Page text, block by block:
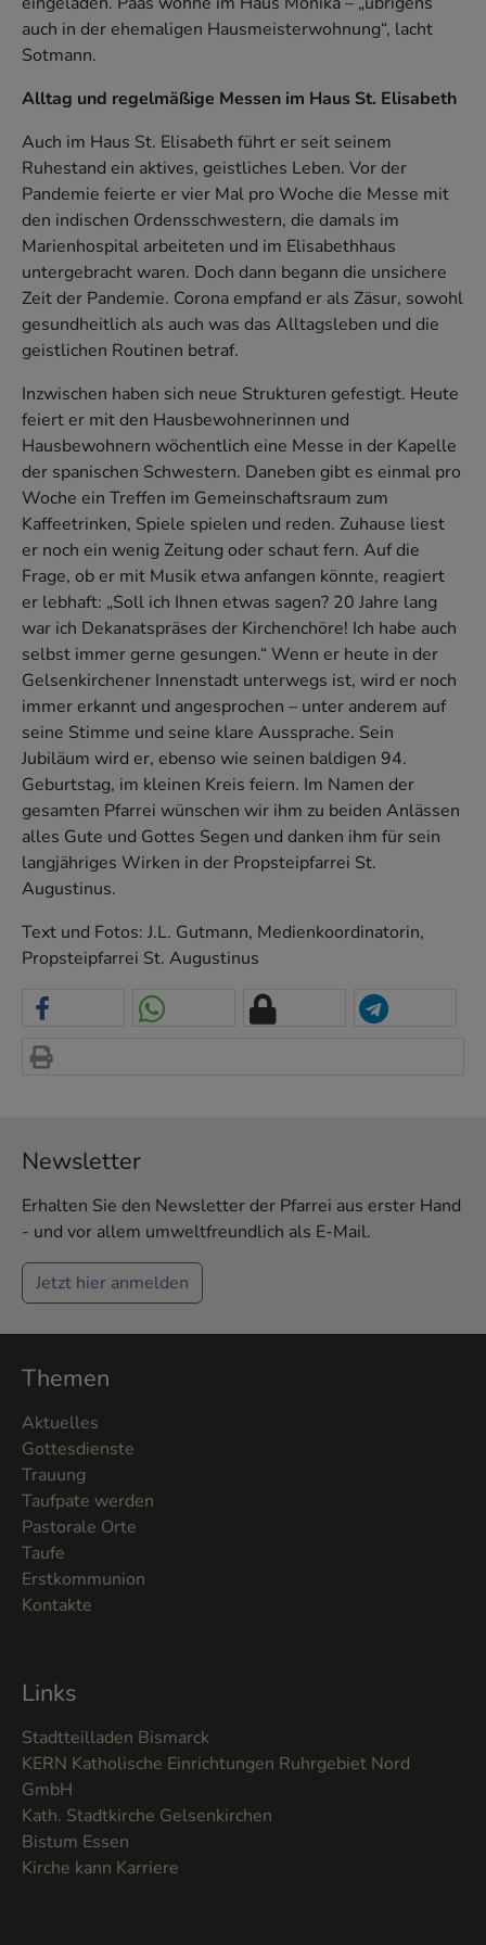
auch in der ehemaligen Hausmeisterwohnung“, lacht
Sotmann.
Alltag und regelmäßige Messen im Haus St. Elisabeth
Auch im Haus St. Elisabeth führt er seit seinem
Ruhestand ein aktives, geistliches Leben. Vor der
Pandemie feierte er vier Mal pro Woche die Messe mit
den indischen Ordensschwestern, die damals im
Marienhospital arbeiteten und im Elisabethhaus
untergebracht waren. Doch dann begann die unsichere
Zeit der Pandemie. Corona empfand er als Zäsur, sowohl
gesundheitlich als auch was das Alltagsleben und die
geistlichen Routinen betraf.
Inzwischen haben sich neue Strukturen gefestigt. Heute
feiert er mit den Hausbewohnerinnen und
Hausbewohnern wöchentlich eine Messe in der Kapelle
der spanischen Schwestern. Daneben gibt es einmal pro
Woche ein Treffen im Gemeinschaftsraum zum
Kaffeetrinken, Spiele spielen und reden. Zuhause liest
er noch ein wenig Zeitung oder schaut fern. Auf die
Frage, ob er mit Musik etwa anfangen könnte, reagiert
er lebhaft: „Soll ich Ihnen etwas sagen? 20 Jahre lang
war ich Dekanatspräses der Kirchenchöre! Ich habe auch
selbst immer gerne gesungen.“ Wenn er heute in der
Gelsenkirchener Innenstadt unterwegs ist, wird er noch
immer erkannt und angesprochen – unter anderem auf
seine Stimme und seine klare Aussprache. Sein
Jubiläum wird er, ebenso wie seinen baldigen 94.
Geburtstag, im kleinen Kreis feiern. Im Namen der
gesamten Pfarrei wünschen wir ihm zu beiden Anlässen
alles Gute und Gottes Segen und danken ihm für sein
langjähriges Wirken in der Propsteipfarrei St.
Augustinus.
Text und Fotos: J.L. Gutmann, Medienkoordinatorin,
Propsteipfarrei St. Augustinus
Newsletter
Erhalten Sie den Newsletter der Pfarrei aus erster Hand
- und vor allem umweltfreundlich als E-Mail.
Jetzt hier anmelden
Themen
Aktuelles
Gottesdienste
Trauung
Taufpate werden
Pastorale Orte
Taufe
Erstkommunion
Kontakte
Links
Stadtteilladen Bismarck
KERN Katholische Einrichtungen Ruhrgebiet Nord
GmbH
Kath. Stadtkirche Gelsenkirchen
Bistum Essen
Kirche kann Karriere